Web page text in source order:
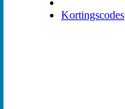
Kortingscodes